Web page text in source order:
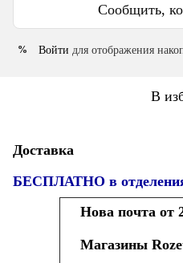
Сообщить,
% Войти для отображения
В
Доставка
БЕСПЛАТНО в
Нова почта от
Магазины